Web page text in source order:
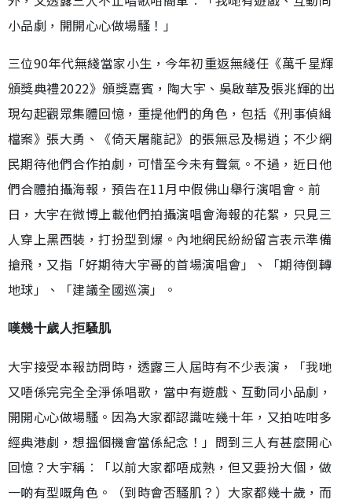
小品劇，開開心心做場騷！」
三位90年代無綫當家小生，今年初重返無綫任《萬千星輝
頒獎典禮2022》頒獎嘉賓，陶大宇、吳啟華及張兆輝的出
現勾起觀眾集體回憶，重提他們的角色，包括《刑事偵緝
檔案》張大勇、《倚天屠龍記》的張無忌及楊逍；不少網
民期待他們合作拍劇，可惜至今未有聲氣。不過，近日他
們合體拍攝海報，預告在11月中假佛山舉行演唱會。前
日，大宇在微博上載他們拍攝演唱會海報的花絮，只見三
人穿上黑西裝，打扮型到爆。內地網民紛紛留言表示準備
搶飛，又指「好期待大宇哥的首場演唱會」、「期待倒轉
地球」、「建議全國巡演」。
嘆幾十歲人拒騷肌
大宇接受本報訪問時，透露三人屆時有不少表演，「我哋
又唔係完完全全淨係唱歌，當中有遊戲、互動同小品劇，
開開心心做場騷。因為大家都認識咗幾十年，又拍咗咁多
經典港劇，想搵個機會當係紀念！」問到三人有甚麼開心
回憶？大宇稱︰「以前大家都唔成熟，但又要扮大個，做
一啲有型嘅角色。（到時會否騷肌？）大家都幾十歲，而